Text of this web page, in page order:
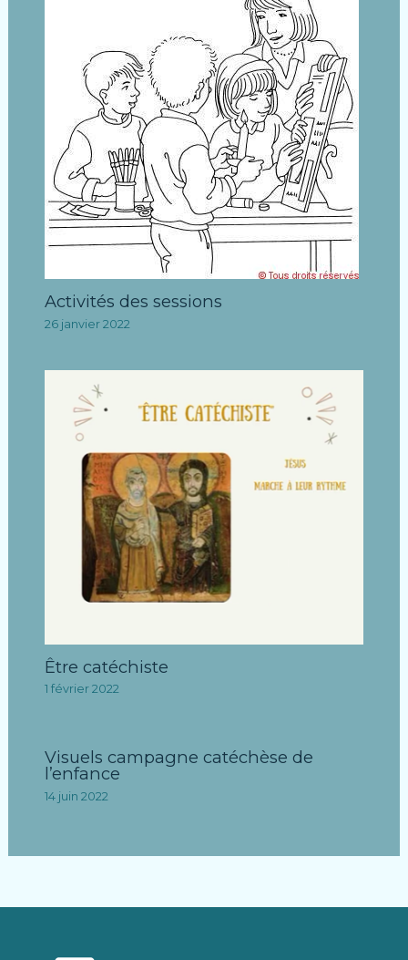
Activités des sessions
26 janvier 2022
Être catéchiste
1 février 2022
Visuels campagne catéchèse de
l’enfance
14 juin 2022